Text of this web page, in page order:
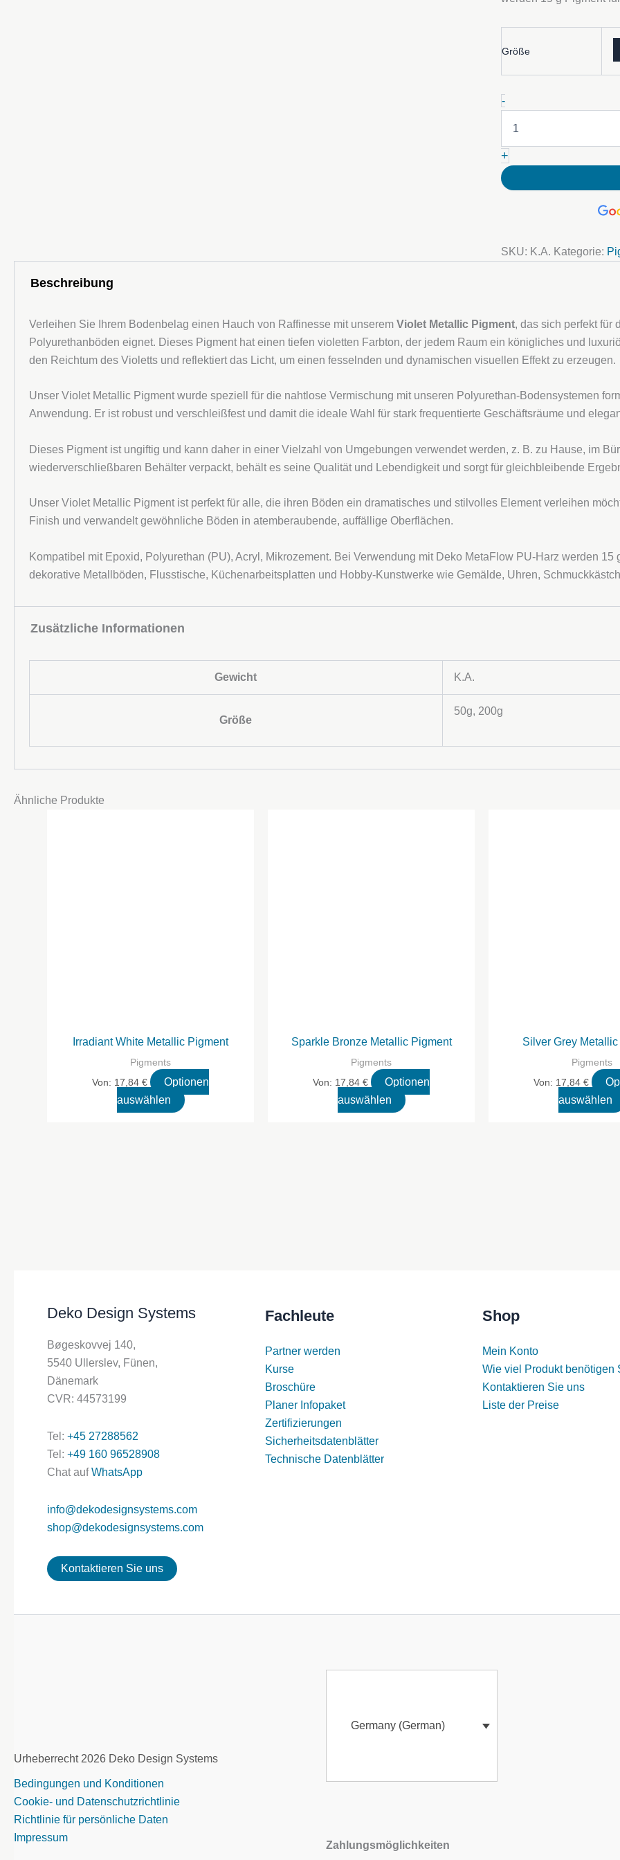
Größe
-Violet
Metallic
Pigment
+
SKU: K.A. Kategorie:
Beschreibung
Verleihen Sie Ihrem Bodenbelag einen Hauch von Raffinesse mit unserem Violet Metallic Pigment, das sich perfekt für
Polyurethanböden eignet. Dieses Pigment hat einen tiefen violetten Farbton, der jedem Raum ein königliches und
den Reichtum des Violetts und reflektiert das Licht, um einen fesselnden und dynamischen visuellen Effekt zu erzeugen.
Unser Violet Metallic Pigment wurde speziell für die nahtlose Vermischung mit unseren Polyurethan-Bodensystemen
Anwendung. Er ist robust und verschleißfest und damit die ideale Wahl für stark frequentierte Geschäftsräume und
Dieses Pigment ist ungiftig und kann daher in einer Vielzahl von Umgebungen verwendet werden, z. B. zu Hause, im
wiederverschließbaren Behälter verpackt, behält es seine Qualität und Lebendigkeit und sorgt für gleichbleibende
Unser Violet Metallic Pigment ist perfekt für alle, die ihren Böden ein dramatisches und stilvolles Element verleihen
Finish und verwandelt gewöhnliche Böden in atemberaubende, auffällige Oberflächen.
Kompatibel mit Epoxid, Polyurethan (PU), Acryl, Mikrozement. Bei Verwendung mit Deko MetaFlow PU-Harz werden 15
dekorative Metallböden, Flusstische, Küchenarbeitsplatten und Hobby-Kunstwerke wie Gemälde, Uhren,
Zusätzliche Informationen
Gewicht K.A.
Größe
50g, 200g
Ähnliche Produkte
Irradiant White Metallic Pigment
Pigments
Von: 17,84 €
Optionen
auswählen
Dieses
werden
Sparkle Bronze Metallic Pigment
Pigments
Von: 17,84 €
Optionen
auswählen
Dieses
Silver Grey
Pigments
Von: 17,84 €
auswählen
Deko Design Systems
Bøgeskovvej 140,
5540 Ullerslev, Fünen,
Dänemark
CVR: 44573199
Tel: +45 27288562
Tel: +49 160 96528908
Chat aufWhatsApp
info@dekodesignsystems.com
shop@dekodesignsystems.com
Kontaktieren Sie uns
Fachleute
Partner werden
Kurse
Broschüre
Planer Infopaket
Zertifizierungen
Sicherheitsdatenblätter
Technische Datenblätter
Shop
Mein Konto
Wie viel Produkt benötigen
Kontaktieren Sie uns
Liste der Preise
Urheberrecht 2026 Deko Design Systems
Bedingungen und Konditionen
Cookie- und Datenschutzrichtlinie
Richtlinie für persönliche Daten
Impressum
Germany (German)
Zahlungsmöglichkeiten